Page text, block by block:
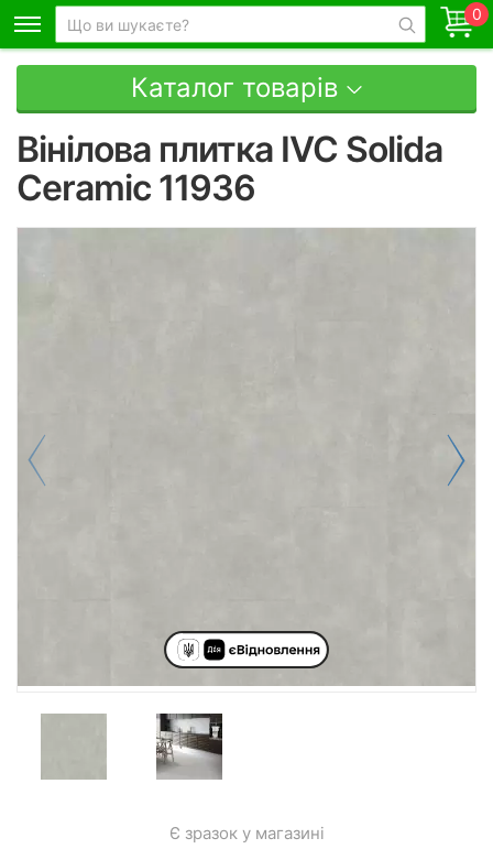
0
Каталог товарів
Вінілова плитка IVC Solida
Ceramic 11936
Є зразок у магазині